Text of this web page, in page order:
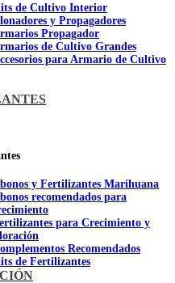
de Cultivo Interior
y Propagadores
Propagador
de Cultivo Grandes
para Armario de Cultivo
y Fertilizantes Marihuana
recomendados para
para Crecimiento y
Recomendados
de Fertilizantes